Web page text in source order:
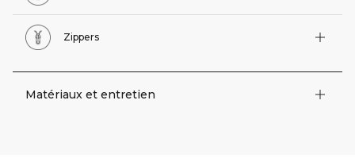
Zippers
Matériaux et entretien